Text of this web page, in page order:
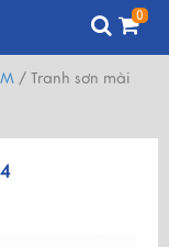
0
/ Tranh sơn mài